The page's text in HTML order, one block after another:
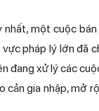
nhất, một cuộc
pháp lý lớn đã
đang xử lý các
cản gia nhập, mở